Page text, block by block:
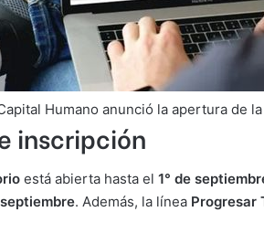
Humano anunció la apertura de
inscripción
está abierta hasta el 1° de
. Además, la línea Progresar